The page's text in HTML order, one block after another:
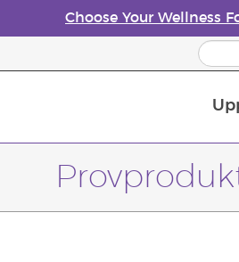
Choose Your Wellness